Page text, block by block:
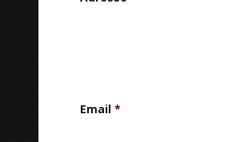
Email *